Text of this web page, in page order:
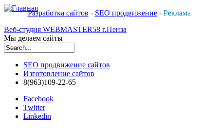
Разработка сайтов - SEO продвижение- Реклама
Веб-студия WEBMASTER58 г.Пенза
Мы делаем сайты
SEO продвижение сайтов
Изготовление сайтов
8(963)109-22-65
Facebook
Twitter
Linkedin